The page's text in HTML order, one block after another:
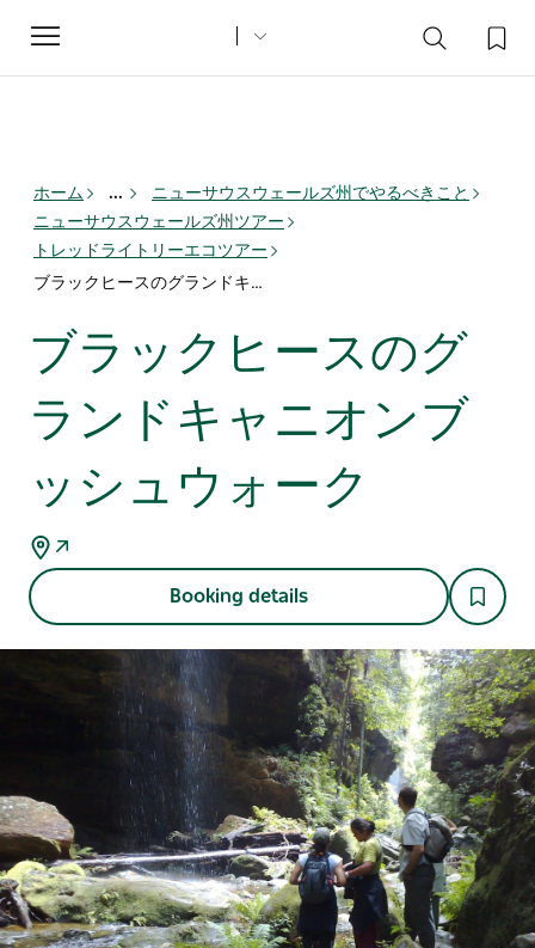
Toggle
navigation
ホーム ...
ニューサウスウェールズ州でやるべきこと
ニューサウスウェールズ州ツアー
トレッドライトリーエコツアー
ブラックヒースのグランドキャニオンブッシュウォーク
ブラックヒースのグ
ランドキャニオンブ
ッシュウォーク
Booking details